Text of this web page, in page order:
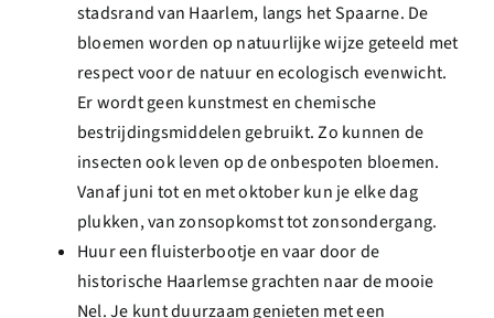
stadsrand van Haarlem, langs het Spaarne. De
bloemen worden op natuurlijke wijze geteeld met
respect voor de natuur en ecologisch evenwicht.
Er wordt geen kunstmest en chemische
bestrijdingsmiddelen gebruikt. Zo kunnen de
insecten ook leven op de onbespoten bloemen.
Vanaf juni tot en met oktober kun je elke dag
plukken, van zonsopkomst tot zonsondergang.
Huur een fluisterbootje en vaar door de
historische Haarlemse grachten naar de mooie
Nel. Je kunt duurzaam genieten met een